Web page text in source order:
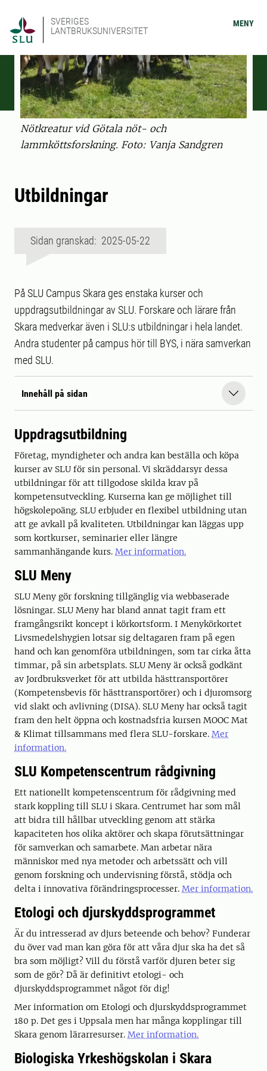
SVERIGES
LANTBRUKSUNIVERSITET
MENY
Nötkreatur vid Götala nöt- och
lammköttsforskning. Foto: Vanja Sandgren
Utbildningar
Sidan granskad: 2025-05-22
På SLU Campus Skara ges enstaka kurser och
uppdragsutbildningar av SLU. Forskare och lärare från
Skara medverkar även i SLU:s utbildningar i hela landet.
Andra studenter på campus hör till BYS, i nära samverkan
med SLU.
Innehåll på sidan
Uppdragsutbildning
Företag, myndigheter och andra kan beställa och köpa
kurser av SLU för sin personal. Vi skräddarsyr dessa
utbildningar för att tillgodose skilda krav på
kompetensutveckling. Kurserna kan ge möjlighet till
högskolepoäng. SLU erbjuder en flexibel utbildning utan
att ge avkall på kvaliteten. Utbildningar kan läggas upp
som kortkurser, seminarier eller längre
sammanhängande kurs. Mer information.
SLU Meny
SLU Meny gör forskning tillgänglig via webbaserade
lösningar. SLU Meny har bland annat tagit fram ett
framgångsrikt koncept i körkortsform. I Menykörkortet
Livsmedelshygien lotsar sig deltagaren fram på egen
hand och kan genomföra utbildningen, som tar cirka åtta
timmar, på sin arbetsplats. SLU Meny är också godkänt
av Jordbruksverket för att utbilda hästtransportörer
(Kompetensbevis för hästtransportörer) och i djuromsorg
vid slakt och avlivning (DISA). SLU Meny har också tagit
fram den helt öppna och kostnadsfria kursen MOOC Mat
& Klimat tillsammans med flera SLU-forskare. Mer
information.
SLU Kompetenscentrum rådgivning
Ett nationellt kompetenscentrum för rådgivning med
stark koppling till SLU i Skara. Centrumet har som mål
att bidra till hållbar utveckling genom att stärka
kapaciteten hos olika aktörer och skapa förutsättningar
för samverkan och samarbete. Man arbetar nära
människor med nya metoder och arbetssätt och vill
genom forskning och undervisning förstå, stödja och
delta i innovativa förändringsprocesser. Mer information.
Etologi och djurskyddsprogrammet
Är du intresserad av djurs beteende och behov? Funderar
du över vad man kan göra för att våra djur ska ha det så
bra som möjligt? Vill du förstå varför djuren beter sig
som de gör? Då är definitivt etologi- och
djurskyddsprogrammet något för dig!
Mer information om Etologi och djurskyddsprogrammet
180 p. Det ges i Uppsala men har många kopplingar till
Skara genom lärarresurser. Mer information.
Biologiska Yrkeshögskolan i Skara